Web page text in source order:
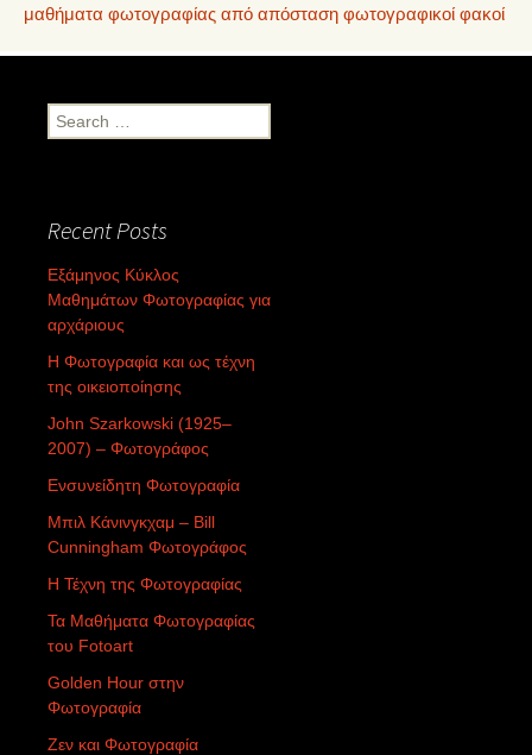
μαθήματα φωτογραφίας από απόσταση φωτογραφικοί φακοί
Search
for:
Recent Posts
Εξάμηνος Κύκλος
Μαθημάτων Φωτογραφίας για
αρχάριους
Η Φωτογραφία και ως τέχνη
της οικειοποίησης
John Szarkowski (1925–
2007) – Φωτογράφος
Ενσυνείδητη Φωτογραφία
Μπιλ Κάνινγκχαμ – Bill
Cunningham Φωτογράφος
Η Τέχνη της Φωτογραφίας
Τα Μαθήματα Φωτογραφίας
του Fotoart
Golden Hour στην
Φωτογραφία
Ζεν και Φωτογραφία